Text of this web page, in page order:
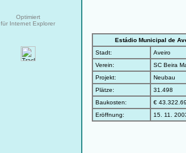
Optimiert
für Internet Explorer
Estádio Municipal de
Stadt:
Aveiro
Verein:
SC Beira
Projekt:
Neubau
Plätze:
31.498
Baukosten:
€
Eröffnung:
15. 11.